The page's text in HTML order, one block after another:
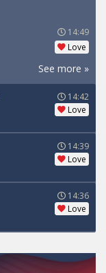
14:49
Love
See more »
14:42
Love
14:39
Love
14:36
Love